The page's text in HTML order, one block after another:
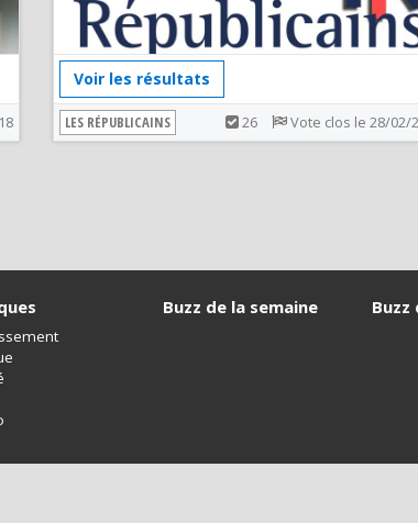
Voir les résultats
LES RÉPUBLICAINS 26 Vote clos le 28/02/
Buzz de la semaine Buzz